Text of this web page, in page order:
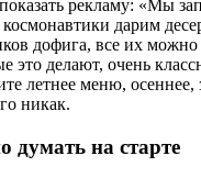
рекламу: «Мы
дарим
дофига, все их можно
это делают, очень
летнее меню,
никак.
думать на старте